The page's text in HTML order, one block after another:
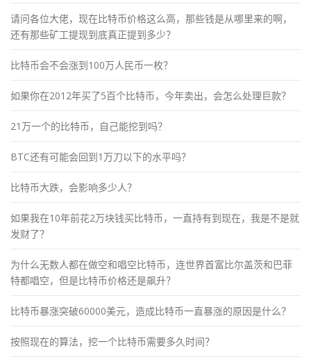
请问各位大佬，现在比特币价格这么高，那些钱是从哪里来的啊，
还有那些矿工提现到底真正提到多少？
比特币会不会涨到100万人民币一枚？
如果你在2012年买了5百个比特币，今年卖出，会怎么处理巨款？
21万一个的比特币，自己能挖到吗？
BTC还有可能会回到1万刀以下的水平吗？
比特币大跌，会影响多少人？
如果我在10年前花2万块钱买比特币，一直持有到现在，我是不是就
发财了？
为什么无数人都在做空和唱空比特币，连世界首富比尔盖茨和巴菲
特都唱空，但是比特币价格还是飙升？
比特币暴涨突破60000美元，造成比特币一直暴涨的原因是什么？
按照现在的算法，挖一个比特币需要多久时间？